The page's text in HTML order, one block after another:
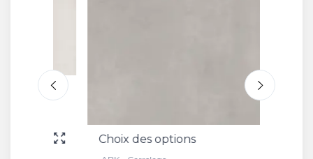
Choix des options